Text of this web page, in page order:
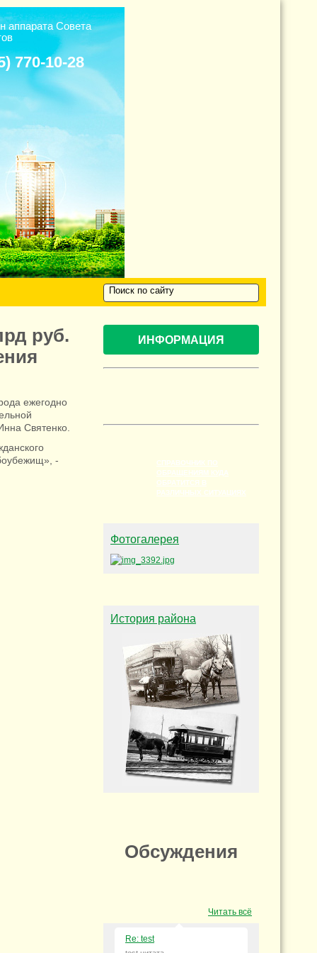
аппарата Cовета
770-10-28
руб.
ежегодно
Святенко.
-
ИНФОРМАЦИЯ
СПРАВОЧНИК ПО
ОБРАЩЕНИЯМ КУДА
ОБРАТИТСЯ В
РАЗЛИЧНЫХ СИТУАЦИЯХ
Фотогалерея
История района
Обсуждения
Читать всё
Re: test